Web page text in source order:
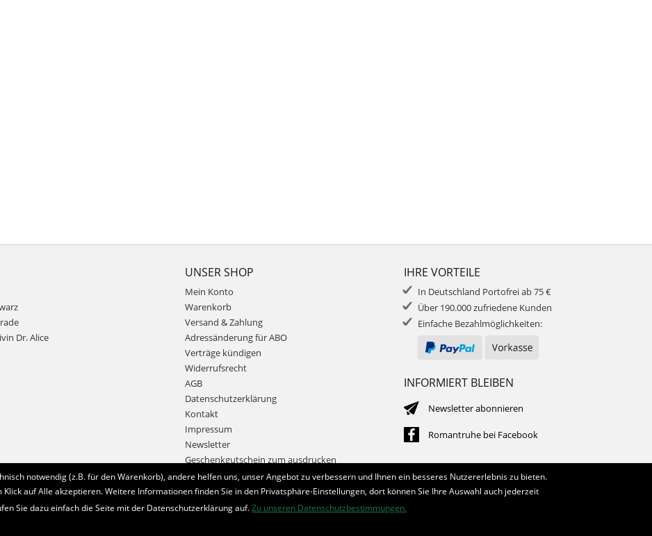
Dr. Alice
UNSER SHOP
Mein Konto
Warenkorb
Versand & Zahlung
Adressänderung für ABO
Verträge kündigen
Widerrufsrecht
AGB
Datenschutzerklärung
Kontakt
Impressum
Newsletter
Geschenkgutschein zum ausdrucken
IHRE VORTEILE
In Deutschland Portofrei ab 75 €
Über 190.000 zufriedene Kunden
Einfache Bezahlmöglichkeiten:
INFORMIERT BLEIBEN
Newsletter abonnieren
Romantruhe bei Facebook
Bestellung widerrufen
notwendig (z.B. für den Warenkorb), andere helfen uns, unser Angebot zu verbessern und Ihnen ein besseres Nutzererlebnis zu bieten.
auf Alle akzeptieren. Weitere Informationen finden Sie in den Privatsphäre-Einstellungen, dort können Sie Ihre Auswahl auch jederzeit
Sie dazu einfach die Seite mit der Datenschutzerklärung auf.Zu unseren Datenschutzbestimmungen.